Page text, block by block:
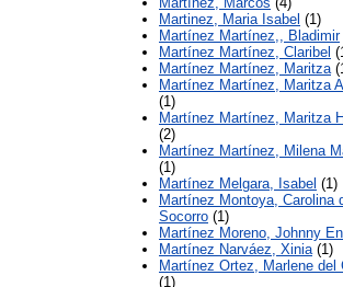
Martinez, Maria Isabel (1)
Martínez Martínez,, Bladimir
Martínez Martínez, Claribel
Martínez Martínez, Maritza
Martínez Martínez, Maritza
(1)
Martínez Martínez, Maritza
(2)
Martínez Martínez, Milena
(1)
Martínez Melgara, Isabel (1)
Martínez Montoya, Carolina
Socorro (1)
Martínez Moreno, Johnny
Martínez Narváez, Xinia(1)
Martínez Ortez, Marlene del
(1)